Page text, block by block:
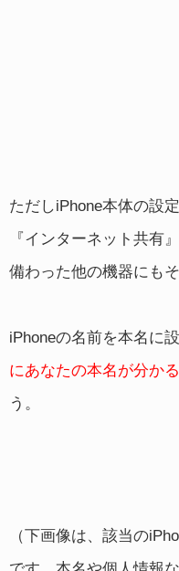
ただしiPhone本体の設
『インターネット共有
備わった他の機器にも
iPhoneの名前を本名に
にあなたの本名が分かる
う。
（下画像は、該当の